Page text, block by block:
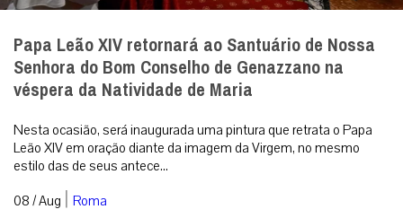
Papa Leão XIV retornará ao Santuário de Nossa
Senhora do Bom Conselho de Genazzano na
véspera da Natividade de Maria
Nesta ocasião, será inaugurada uma pintura que retrata o Papa
Leão XIV em oração diante da imagem da Virgem, no mesmo
estilo das de seus antece...
08 / Aug | Roma